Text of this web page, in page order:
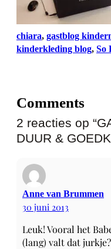
chiara, gastblog
kinderkleding blog, So
Comments
2 reacties op
DUUR &
Anne van Brummen
30 juni 2013
Leuk! Vooral het
(lang) valt dat jurkje?